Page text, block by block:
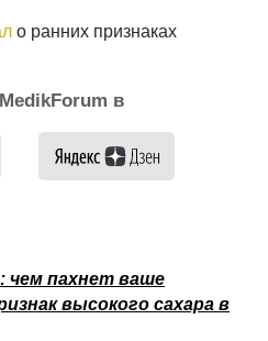
о ранних признаках
в
пахнет ваше
высокого сахара в